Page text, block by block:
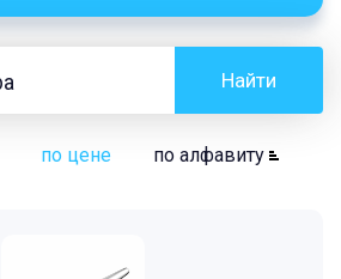
Найти
по цене по алфавиту